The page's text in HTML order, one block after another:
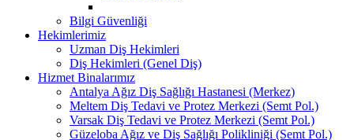
Bilgi Güvenliği
Hekimlerimiz
Uzman Diş Hekimleri
Diş Hekimleri (Genel Diş)
Hizmet Binalarımız
Antalya Ağız Diş Sağlığı Hastanesi (Merkez)
Meltem Diş Tedavi ve Protez Merkezi (Semt Pol.)
Varsak Diş Tedavi ve Protez Merkezi (Semt Pol.)
Güzeloba Ağız ve Diş Sağlığı Polikliniği (Semt Pol.)